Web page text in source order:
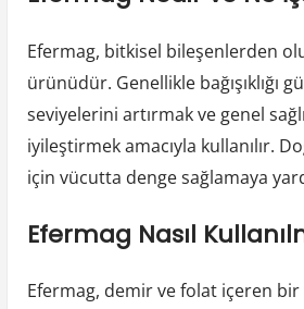
Efermag, bitkisel bileşenlerden
ürünüdür. Genellikle bağışıklığı
seviyelerini artırmak ve genel
iyileştirmek amacıyla kullanılır.
için vücutta denge sağlamaya
Efermag Nasıl
Efermag, demir ve folat içeren